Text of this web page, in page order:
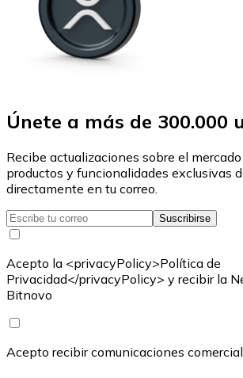
Únete a más de 300.000
Recibe actualizaciones sobre el
productos y funcionalidades exclusivas
directamente en tu correo.
Suscribirse
Acepto la <privacyPolicy>Política de
Privacidad</privacyPolicy> y recibir la
Bitnovo
Acepto recibir comunicaciones